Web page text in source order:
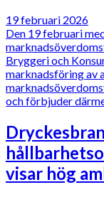
19 februari 2026
Den 19 februari
Bryggeri och
marknadsföring av
och förbjuder
visar hög